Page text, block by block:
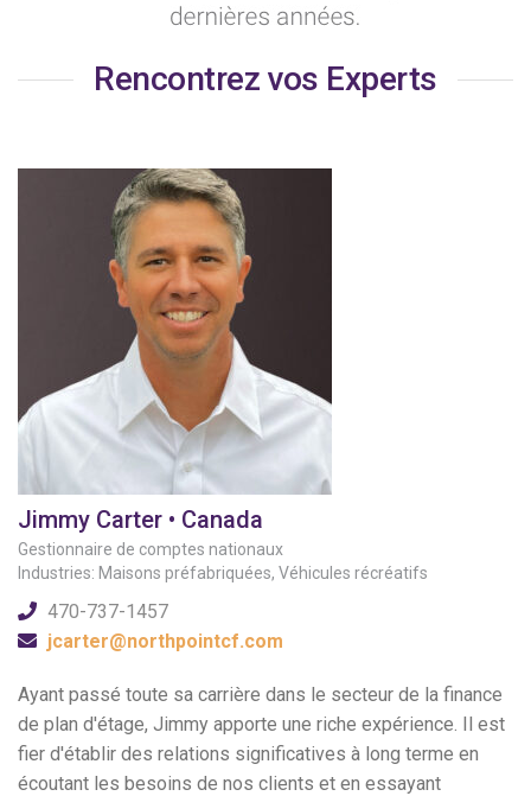
Rencontrez vos Experts
Jimmy Carter • Canada
Gestionnaire de comptes nationaux
Industries: Maisons préfabriquées, Véhicules récréatifs
470-737-1457
jcarter@northpointcf.com
Ayant passé toute sa carrière dans le secteur de la finance
de plan d'étage, Jimmy apporte une riche expérience. Il est
fier d'établir des relations significatives à long terme en
écoutant les besoins de nos clients et en essayant